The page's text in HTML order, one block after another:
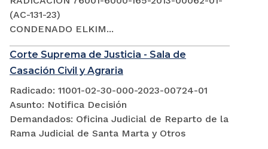
(AC-131-23)
CONDENADO ELKIM...
Corte Suprema de Justicia - Sala de
Casación Civil y Agraria
Radicado: 11001-02-30-000-2023-00724-01
Asunto: Notifica Decisión
Demandados: Oficina Judicial de Reparto de la
Rama Judicial de Santa Marta y Otros